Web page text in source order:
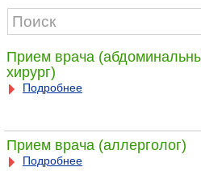
Прием врача
хирург)
Подробнее
Прием врача (аллерголог)
Подробнее